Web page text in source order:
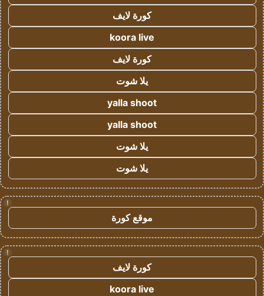
كورة لايف
koora live
كورة لايف
يلا شوت
yalla shoot
yalla shoot
يلا شوت
يلا شوت
!
موقع كورة
!
كورة لايف
koora live